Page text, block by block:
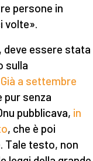
persone in
volte».
deve essere stata
sulla
Già a settembre
pur senza
pubblicava, in
, che è poi
Tale testo, non